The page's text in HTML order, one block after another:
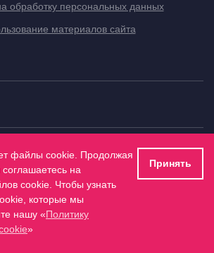
обработку персональных данных
материалов сайта
публичной офертой. Точная стоимость
после консультации с менеджером.
файлы cookie. Продолжая
на
cookie. Чтобы узнать
которые мы
нашу «Политику
»
Принять